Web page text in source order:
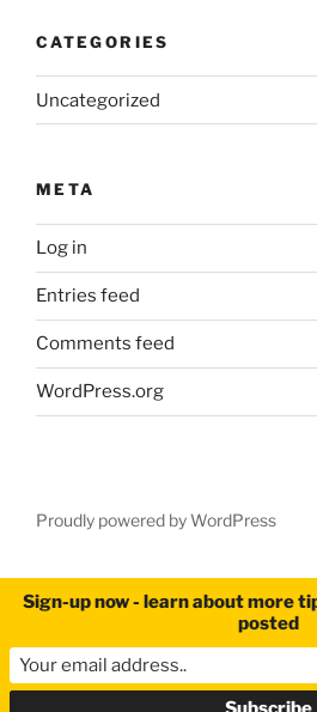
CATEGORIES
Uncategorized
META
Log in
Entries feed
Comments feed
WordPress.org
Proudly powered by WordPress
Sign-up now - learn about more
posted